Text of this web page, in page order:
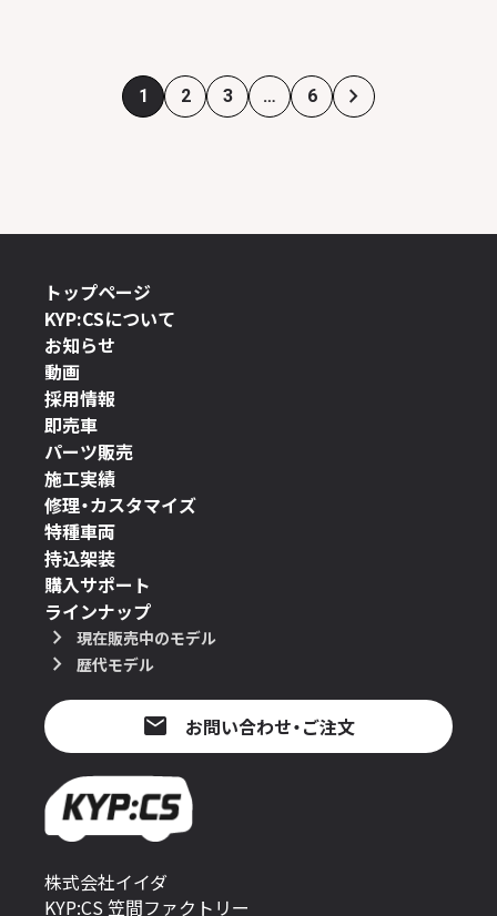
1 2 3 … 6
株式会社イイダ
KYP:CS 笠間ファクトリー
トップページ
KYP:CSについて
お知らせ
動画
採用情報
即売車
パーツ販売
施工実績
修理・カスタマイズ
特種車両
持込架装
購入サポート
ラインナップ
現在販売中のモデル
歴代モデル
お問い合わせ・ご注文